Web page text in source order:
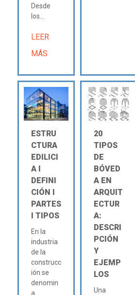
Desde
los...
LEER
MÁS
ESTRU
CTURA
EDILICI
A Ι
DEFINI
CIÓN Ι
PARTES
Ι TIPOS
En la
industria
de la
construcc
ión se
denomin
a
20
TIPOS
DE
BÓVED
A EN
ARQUIT
ECTUR
A:
DESCRI
PCIÓN
Y
EJEMP
LOS
Una